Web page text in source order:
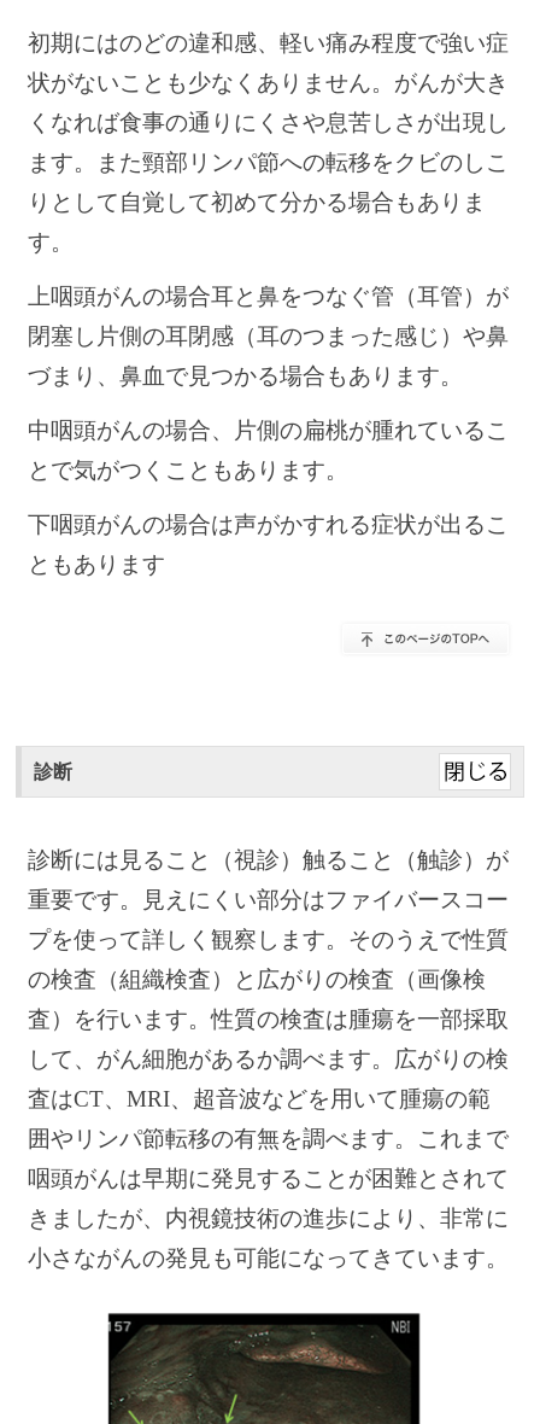
初期にはのどの違和感、軽い痛み程度で強い症
状がないことも少なくありません。がんが大き
くなれば食事の通りにくさや息苦しさが出現し
ます。また頸部リンパ節への転移をクビのしこ
りとして自覚して初めて分かる場合もありま
す。
上咽頭がんの場合耳と鼻をつなぐ管（耳管）が
閉塞し片側の耳閉感（耳のつまった感じ）や鼻
づまり、鼻血で見つかる場合もあります。
中咽頭がんの場合、片側の扁桃が腫れているこ
とで気がつくこともあります。
下咽頭がんの場合は声がかすれる症状が出るこ
ともあります
診断
診断には見ること（視診）触ること（触診）が
重要です。見えにくい部分はファイバースコー
プを使って詳しく観察します。そのうえで性質
の検査（組織検査）と広がりの検査（画像検
査）を行います。性質の検査は腫瘍を一部採取
して、がん細胞があるか調べます。広がりの検
査はCT、MRI、超音波などを用いて腫瘍の範
囲やリンパ節転移の有無を調べます。これまで
咽頭がんは早期に発見することが困難とされて
きましたが、内視鏡技術の進歩により、非常に
小さながんの発見も可能になってきています。